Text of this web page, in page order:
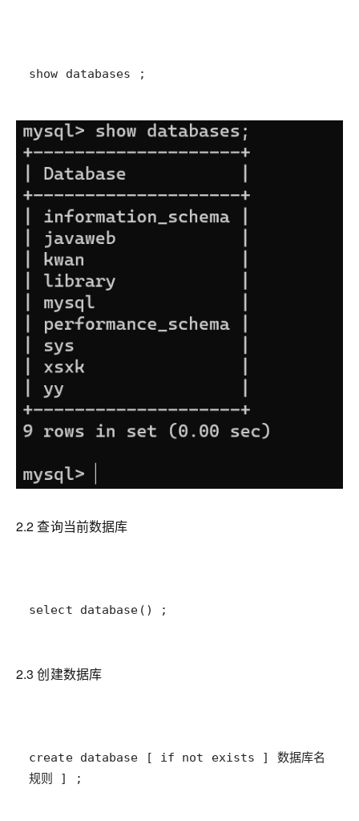
show databases ;
2.2 查询当前数据库
select database() ;
2.3 创建数据库
规则 ] ;